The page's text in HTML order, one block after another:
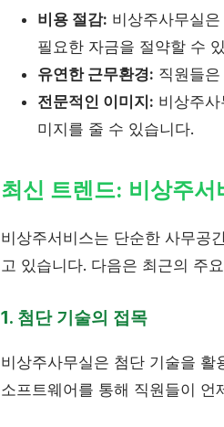
비용 절감: 비상주사무실
필요한 자금을 절약할 수
유연한 근무환경: 직원들
전문적인 이미지: 비상주
미지를 줄 수 있습니다.
최신 트렌드: 비상주서
비상주서비스는 단순한 사무공
고 있습니다. 다음은 최근의 주
1. 첨단 기술의 접목
비상주사무실은 첨단 기술을 활
소프트웨어를 통해 직원들이 언